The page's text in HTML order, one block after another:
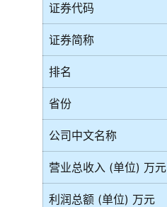
证券代码
证券简称
排名
省份
公司中文名称
营业总收入 (单位) 万元
利润总额 (单位) 万元